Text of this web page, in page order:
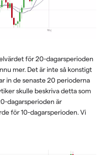
för 20-dagarsperioden
mer. Det är inte så konstigt
in de senaste 20 perioderna
skulle beskriva detta som
dagarsperioden är
för 10-dagarsperioden. Vi